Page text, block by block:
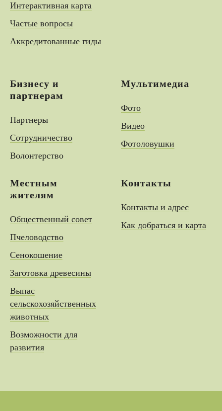
Интерактивная карта
Частые вопросы
Аккредитованные гиды
Бизнесу и
партнерам
Партнеры
Сотрудничество
Волонтерство
Мультимедиа
Фото
Видео
Фотоловушки
Местным
жителям
Общественный совет
Пчеловодство
Сенокошение
Заготовка древесины
Выпас
сельскохозяйственных
животных
Возможности для
развития
Контакты
Контакты и адрес
Как добраться и карта